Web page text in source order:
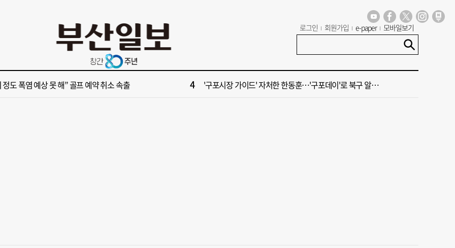
로그인 회원가입 e-paper 모바일보기
] 폭염 부추기는 제13호 태풍 '돌핀' 이동경로 유동적…북쪽으로 꺾일까 [속보] 극우성향 단체 '신남성연대' 대표 숨진 채 발견
정도 폭염 예상 못 해” 골프 예약 취소 속출 '구포시장 가이드' 자처한 한동훈…'구포데이'로 북구 알리기 총력
년 첫삽 뜬다더니… ‘범천기지창’ 다시 원점 6 울산 원룸촌 덮친 페인트 공장 화재…1명 사망·1명 중상